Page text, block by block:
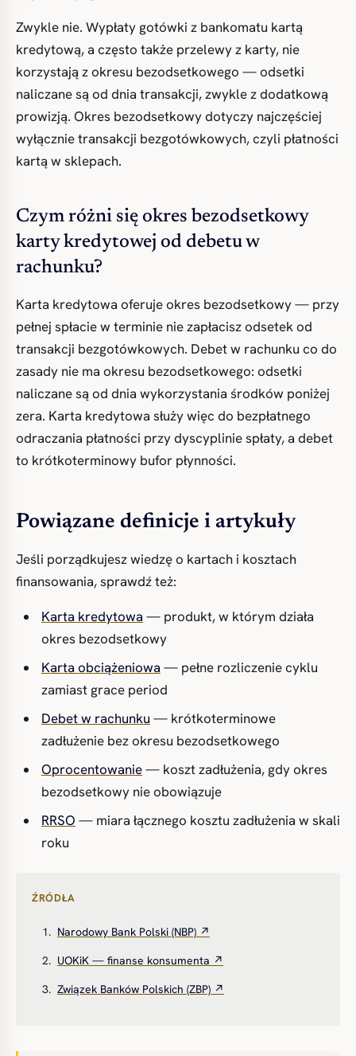
Zwykle nie. Wypłaty gotówki z bankomatu kartą
kredytową, a często także przelewy z karty, nie
korzystają z okresu bezodsetkowego — odsetki
naliczane są od dnia transakcji, zwykle z dodatkową
prowizją. Okres bezodsetkowy dotyczy najczęściej
wyłącznie transakcji bezgotówkowych, czyli płatności
kartą w sklepach.
Czym różni się okres bezodsetkowy
karty kredytowej od debetu w
rachunku?
Karta kredytowa oferuje okres bezodsetkowy — przy
pełnej spłacie w terminie nie zapłacisz odsetek od
transakcji bezgotówkowych. Debet w rachunku co do
zasady nie ma okresu bezodsetkowego: odsetki
naliczane są od dnia wykorzystania środków poniżej
zera. Karta kredytowa służy więc do bezpłatnego
odraczania płatności przy dyscyplinie spłaty, a debet
to krótkoterminowy bufor płynności.
Powiązane definicje i artykuły
Jeśli porządkujesz wiedzę o kartach i kosztach
finansowania, sprawdź też:
Karta kredytowa — produkt, w którym działa
okres bezodsetkowy
Karta obciążeniowa — pełne rozliczenie cyklu
zamiast grace period
Debet w rachunku — krótkoterminowe
zadłużenie bez okresu bezodsetkowego
Oprocentowanie— koszt zadłużenia, gdy okres
bezodsetkowy nie obowiązuje
RRSO — miara łącznego kosztu zadłużenia w skali
roku
ŹRÓDŁA
Narodowy Bank Polski (NBP) ↗
UOKiK — finanse konsumenta ↗
Związek Banków Polskich (ZBP) ↗